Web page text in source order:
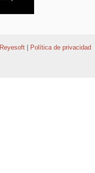
Reyesoft
Política de privacidad